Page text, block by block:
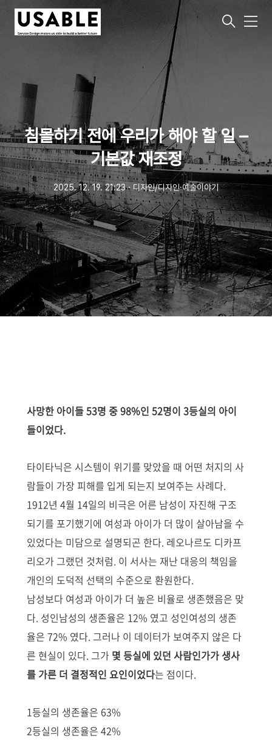
메
침몰하기 전에 우리가 해야 할 일 –
기본값 재조정
2025. 12. 19. 21:23ㆍ 디자인/디자인·예술이야기
사망한 아이들 53명 중 98%인 52명이 3등실의 아이
들이었다.
타이타닉은 시스템이 위기를 맞았을 때 어떤 처지의 사
람들이 가장 피해를 입게 되는지 보여주는 사례다.
1912년 4월 14일의 비극은 어른 남성이 자진해 구조
되기를 포기했기에 여성과 아이가 더 많이 살아남을 수
있었다는 미담으로 설명되곤 한다. 레오나르도 디카프
리오가 그랬던 것처럼. 이 서사는 재난 대응의 책임을
개인의 도덕적 선택의 수준으로 환원한다.
남성보다 여성과 아이가 더 높은 비율로 생존했음은 맞
다. 성인남성의 생존율은 12% 였고 성인여성의 생존
율은 72% 였다. 그러나 이 데이터가 보여주지 않은 다
른 현실이 있다. 그가 몇 등실에 있던 사람인가가 생사
를 가른 더 결정적인 요인이었다는 점이다.
1등실의 생존율은 63%
2등실의 생존율은 42%